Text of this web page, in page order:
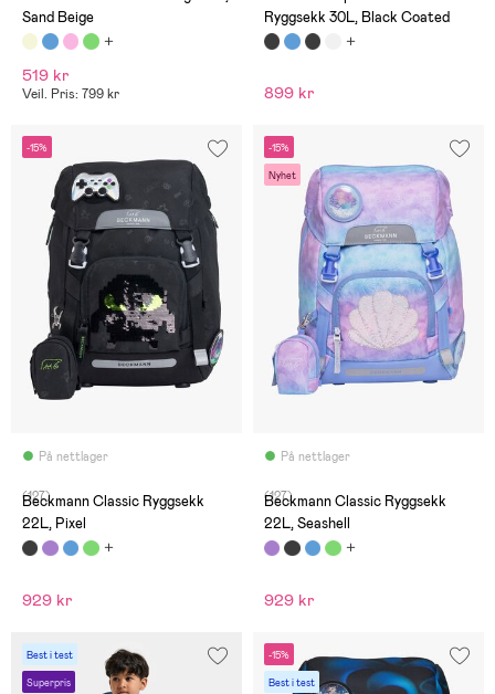
Sand Beige
519 kr
Veil. Pris: 799 kr
Ryggsekk 30L, Black Coated
899 kr
-15%
På nettlager
(127)
Beckmann Classic Ryggsekk
22L, Pixel
929 kr
-15%
Nyhet
På nettlager
(127)
Beckmann Classic Ryggsekk
22L, Seashell
929 kr
Best i test
Superpris
-15%
Best i test